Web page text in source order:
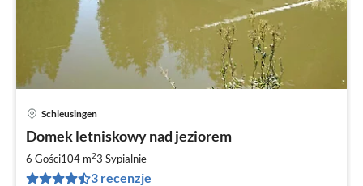
Schleusingen
Domek letniskowy nad jeziorem
6 Gości104 m23 Sypialnie
3 recenzje